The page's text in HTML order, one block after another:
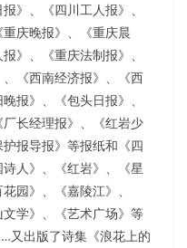
》、《四川工人报》、
重庆晚报》、《重庆晨
》、《重庆法制报》、
、《西南经济报》、《西
报》、《包头日报》、
厂长经理报》、《红岩少
报导报》等报纸和《四
人》、《红岩》、《星
园》、《嘉陵江》、
文学》、《艺术广场》等
又出版了诗集《浪花上的